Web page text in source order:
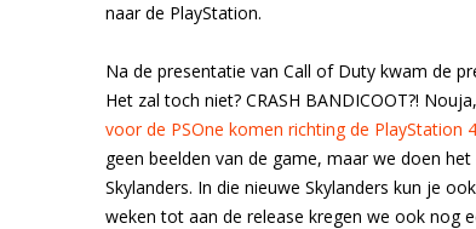
naar de PlayStation.
Na de presentatie van Call of Duty kwam de
Het zal toch niet? CRASH BANDICOOT?!
voor de PSOne komen richting de PlayStation
geen beelden van de game, maar we doen
Skylanders. In die nieuwe Skylanders kun je
weken tot aan de release kregen we ook nog